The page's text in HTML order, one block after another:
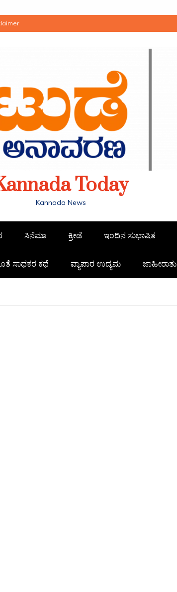
Today
Kannada News
ಸಿನೆಮಾ ಕ್ರೀಡೆ ಇಂದಿನ ಸುಭಾಷಿತ
ಸಾಧಕರ ಕಥೆ ವ್ಯಾಪಾರ ಉದ್ಯಮ ಜಾಹೀರಾತು